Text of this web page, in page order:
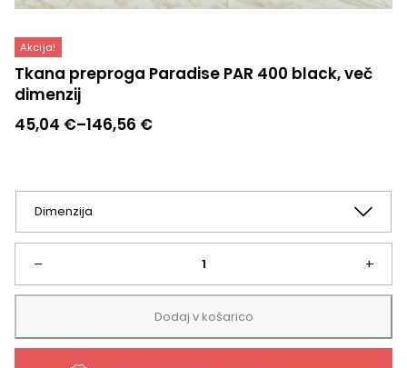
Akcija!
Tkana preproga Paradise PAR 400 black, več
dimenzij
45,04 €–146,56 €
Cenovni
45,04 €
146,56 €
–
Tkana
preproga
Paradise
+
Dodaj v košarico